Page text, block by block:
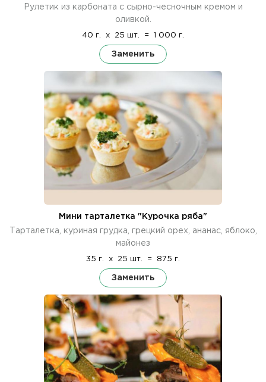
Рулетик из карбоната с сырно-чесночным кремом и
оливкой.
40 г. x 25 шт. = 1 000 г.
Заменить
Мини тарталетка "Курочка ряба"
Тарталетка, куриная грудка, грецкий орех, ананас, яблоко,
майонез
35 г. x 25 шт. = 875 г.
Заменить